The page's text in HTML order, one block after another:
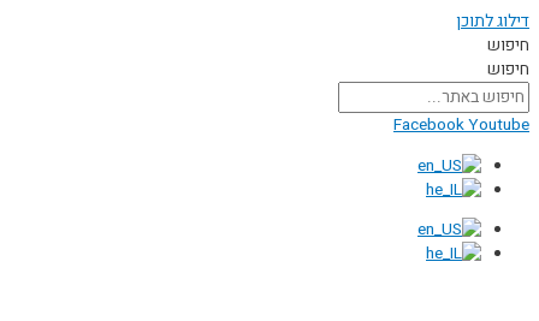
דילוג לתוכן
חיפוש
חיפוש
FacebookYoutube